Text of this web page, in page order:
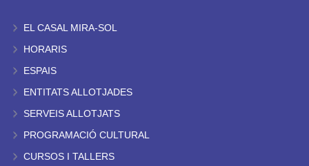
EL CASAL MIRA-SOL
HORARIS
ESPAIS
ENTITATS ALLOTJADES
SERVEIS ALLOTJATS
PROGRAMACIÓ CULTURAL
CURSOS I TALLERS